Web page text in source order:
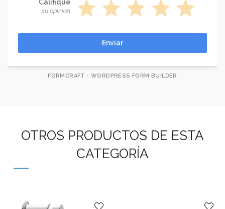
Califique
su opinion star star star star star
Enviar
FORMCRAFT - WORDPRESS FORM BUILDER
OTROS PRODUCTOS DE ESTA
CATEGORÍA